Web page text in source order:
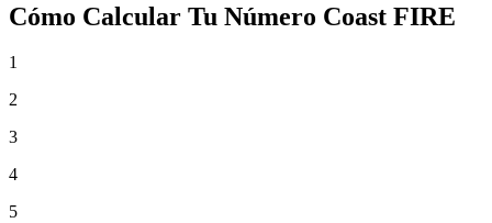
Cómo Calcular Tu Número Coast FIRE
1
2
3
4
5